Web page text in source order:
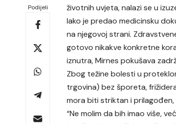
Podijeli
životnih uvjeta, nalazi se u
Iako je predao medicinsku
na njegovoj strani.
gotovo nikakve konkretne
iznutra, Mirnes pokušava
Zbog težine bolesti u
trgovina) bez šporeta,
mora biti striktan i
“Ne molim da bih imao više,